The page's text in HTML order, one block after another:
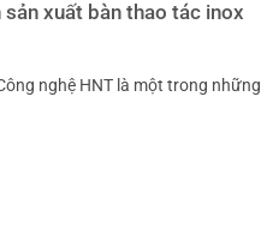
sản xuất bàn thao tác inox
nghệ HNT là một trong những